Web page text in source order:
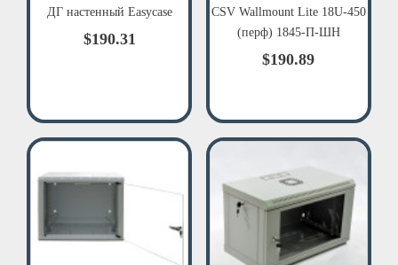
ДГ настенный Easycase
$190.31
CSV Wallmount Lite 18U-450
(перф) 1845-П-ШН
$190.89